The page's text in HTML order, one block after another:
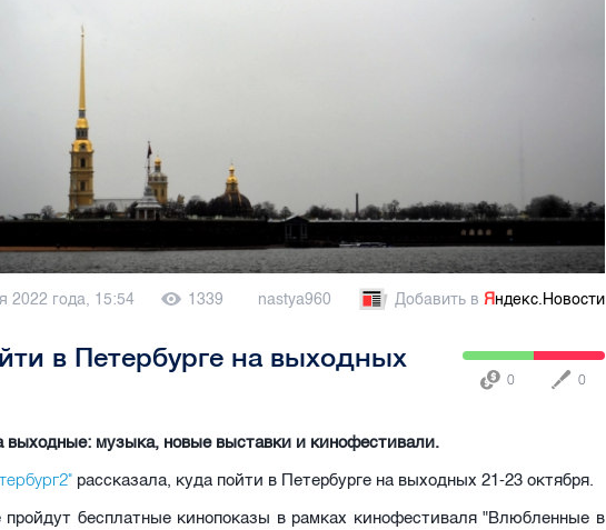
2022 года, 15:54 1339 nastya960 Добавить в Яндекс.Новости
в Петербурге на выходных
0 0
выходные: музыка, новые выставки и кинофестивали.
рассказала, куда пойти в Петербурге на выходных 21-23 октября.
пройдут бесплатные кинопоказы в рамках кинофестиваля "Влюбленные в